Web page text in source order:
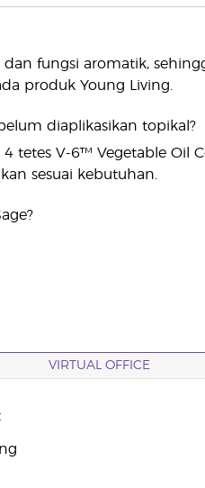
fungsi aromatik,
produk Young Living.
diaplikasikan topikal?
tetes V-6™ Vegetable Oil
sesuai kebutuhan.
VIRTUAL OFFICE